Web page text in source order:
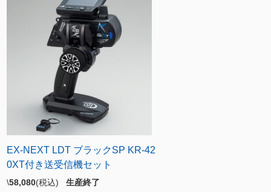
EX-NEXT LDT ブラックSP KR-42
0XT付き送受信機セット
\58,080(税込) 生産終了